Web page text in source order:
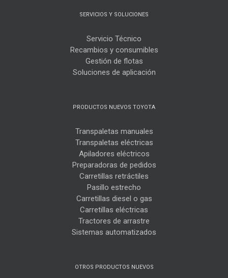
SERVICIOS Y SOLUCIONES
Servicio Técnico
Recambios y consumibles
Gestión de flotas
Soluciones de aplicación
PRODUCTOS NUEVOS TOYOTA
Transpaletas manuales
Transpaletas eléctricas
Apiladores eléctricos
Preparadoras de pedidos
Carretillas retráctiles
Pasillo estrecho
Carretillas diesel o gas
Carretillas eléctricas
Tractores de arrastre
Sistemas automatizados
OTROS PRODUCTOS NUEVOS